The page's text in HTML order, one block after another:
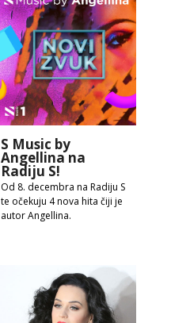
S Music by
Angellina na
Radiju S!
Od 8. decembra na Radiju S
te očekuju 4 nova hita čiji je
autor Angellina.